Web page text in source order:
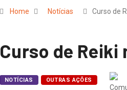
Home Notícias Curso de
Curso de Reiki
NOTÍCIAS OUTRAS AÇÕES